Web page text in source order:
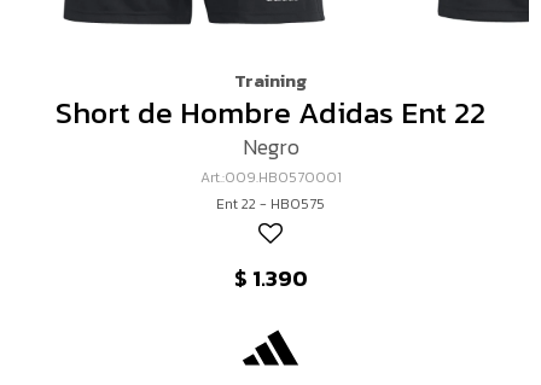
Training
Short de Hombre Adidas Ent 22
Negro
009.HB0570001
Ent 22 - HB0575
$ 1.390